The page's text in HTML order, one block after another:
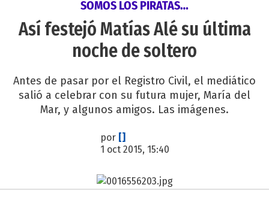
SOMOS LOS PIRATAS…
Así festejó Matías Alé su última
noche de soltero
Antes de pasar por el Registro Civil, el mediático
salió a celebrar con su futura mujer, María del
Mar, y algunos amigos. Las imágenes.
por []
1 oct 2015, 15:40